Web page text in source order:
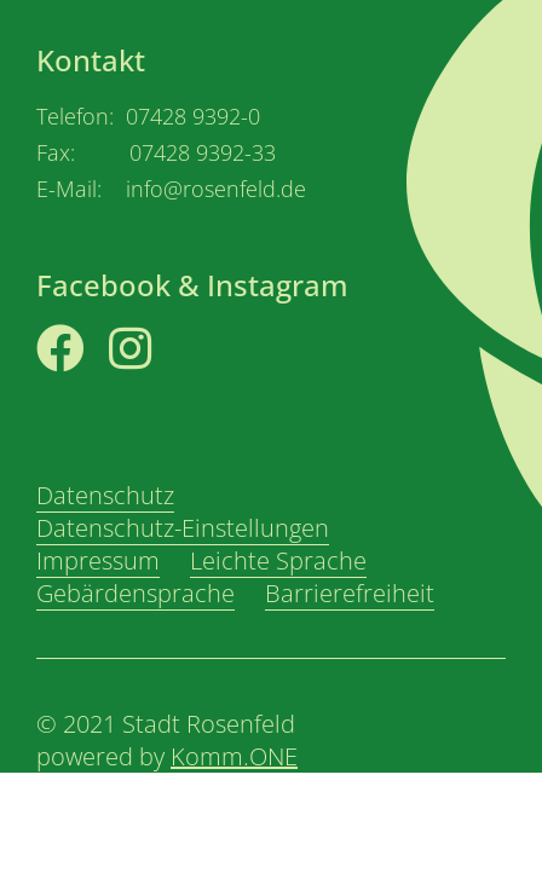
Kontakt
Telefon: 07428 9392-0
Fax: 07428 9392-33
E-Mail: info@rosenfeld.de
Facebook & Instagram
Datenschutz
Datenschutz-Einstellungen
Impressum
Leichte Sprache
Gebärdensprache
Barrierefreiheit
© 2021 Stadt Rosenfeld
powered by Komm.ONE